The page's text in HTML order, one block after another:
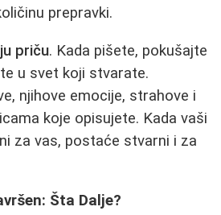
prepravki.
priču. Kada pišete, pokušajte
u svet koji stvarate.
njihove emocije, strahove i
koje opisujete. Kada vaši
za vas, postaće stvarni i za
Šta Dalje?